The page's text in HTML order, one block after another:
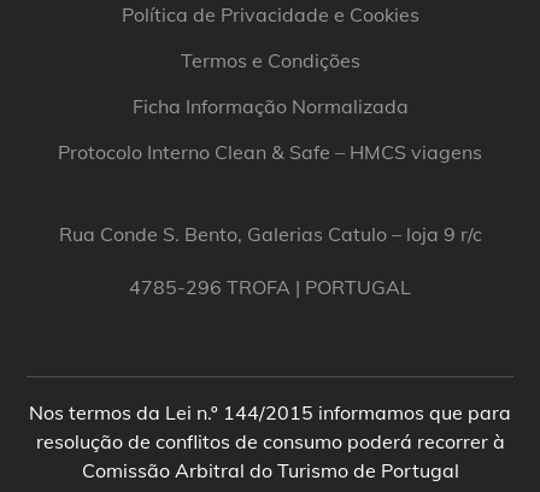
Política de Privacidade e Cookies
Termos e Condições
Ficha Informação Normalizada
Protocolo Interno Clean & Safe – HMCS viagens
Rua Conde S. Bento, Galerias Catulo – loja 9 r/c
4785-296 TROFA | PORTUGAL
Nos termos da Lei n.º 144/2015 informamos que para
resolução de conflitos de consumo poderá recorrer à
Comissão Arbitral do Turismo de Portugal